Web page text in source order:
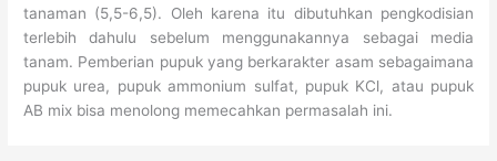
tanaman (5,5-6,5). Oleh karena itu dibutuhkan pengkodisian
terlebih dahulu sebelum menggunakannya sebagai media
tanam. Pemberian pupuk yang berkarakter asam sebagaimana
pupuk urea, pupuk ammonium sulfat, pupuk KCl, atau pupuk
AB mix bisa menolong memecahkan permasalah ini.